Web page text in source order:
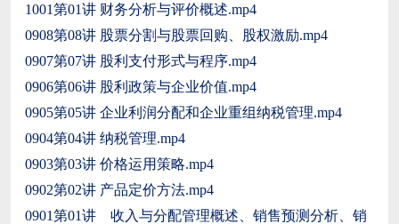
1001第01讲 财务分析与评价概述.mp4
0908第08讲 股票分割与股票回购、股权激励.mp4
0907第07讲 股利支付形式与程序.mp4
0906第06讲 股利政策与企业价值.mp4
0905第05讲 企业利润分配和企业重组纳税管理.mp4
0904第04讲 纳税管理.mp4
0903第03讲 价格运用策略.mp4
0902第02讲 产品定价方法.mp4
0901第01讲 收入与分配管理概述、销售预测分析、销